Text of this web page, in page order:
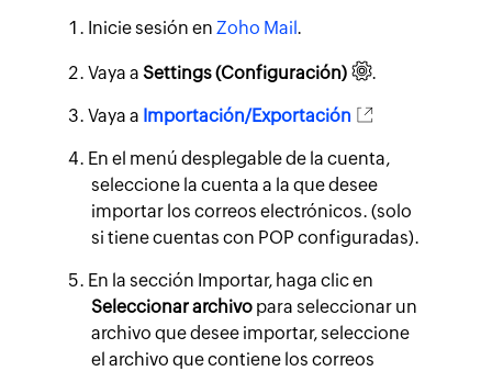
Inicie sesión enZoho Mail.
Vaya aSettings (Configuración) .
Vaya a Importación/Exportación
En el menú desplegable de la cuenta,
seleccione la cuenta a la que desee
importar los correos electrónicos. (solo
si tiene cuentas con POP configuradas).
En la sección Importar, haga clic en
Seleccionar archivo para seleccionar un
archivo que desee importar, seleccione
el archivo que contiene los correos